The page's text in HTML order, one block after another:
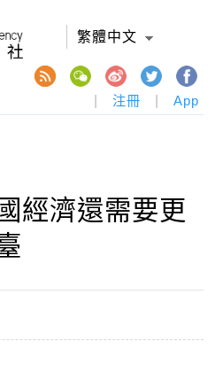
繁體中文
注冊 App
經濟還需要更